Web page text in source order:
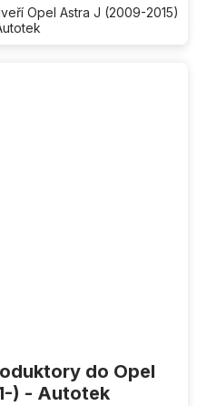
Opel Astra J (2009-2015)
do Opel
) - Autotek